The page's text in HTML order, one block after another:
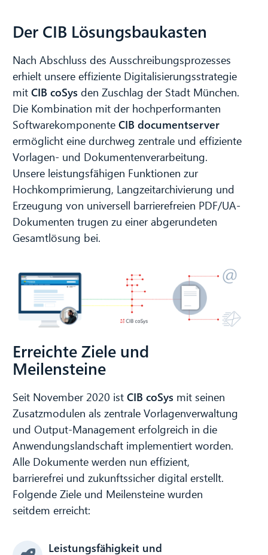
Der CIB Lösungsbaukasten
Nach Abschluss des Ausschreibungsprozesses
erhielt unsere effiziente Digitalisierungsstrategie
mitCIB coSys den Zuschlag der Stadt München.
Die Kombination mit der hochperformanten
SoftwarekomponenteCIB documentserver
ermöglicht eine durchweg zentrale und effiziente
Vorlagen- und Dokumentenverarbeitung.
Unsere leistungsfähigen Funktionen zur
Hochkomprimierung, Langzeitarchivierung und
Erzeugung von universell barrierefreien PDF/UA-
Dokumenten trugen zu einer abgerundeten
Gesamtlösung bei.
Erreichte Ziele und
Meilensteine
Seit November 2020 istCIB coSys mit seinen
Zusatzmodulen als zentrale Vorlagenverwaltung
und Output-Management erfolgreich in die
Anwendungslandschaft implementiert worden.
Alle Dokumente werden nun effizient,
barrierefrei und zukunftssicher digital erstellt.
Folgende Ziele und Meilensteine wurden
seitdem erreicht:
Leistungsfähigkeit und
CIB AI ChatBot